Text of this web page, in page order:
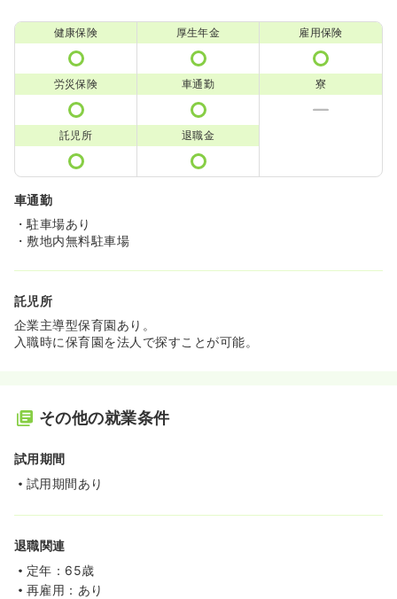
健康保険 厚生年金 雇用保険
労災保険 車通勤 寮
託児所 退職金
車通勤
・駐車場あり
・敷地内無料駐車場
託児所
企業主導型保育園あり。
入職時に保育園を法人で探すことが可能。
その他の就業条件
試用期間
試用期間あり
退職関連
定年：65歳
再雇用：あり